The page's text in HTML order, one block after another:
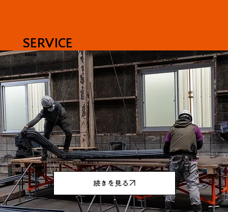
SERVICE
-事業内容-
鉄筋加工／現場施工
中村鉄筋工業は、熟練の技術と知識・経験に基づき、さらに最新の機械設備を導入し様々なニーズにお応
えする鉄筋のプロフェッショナル集団です。
続きを見る